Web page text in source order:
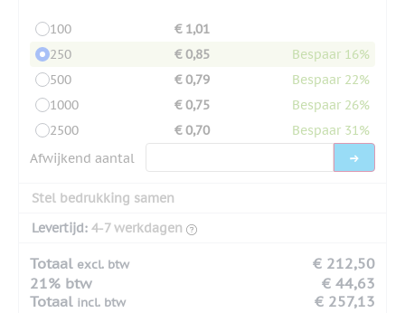
100
€ 1,01
250
€ 0,85
Bespaar 16%
500
€ 0,79
Bespaar 22%
1000
€ 0,75
Bespaar 26%
2500
€ 0,70
Bespaar 31%
Afwijkend aantal
Stel bedrukking samen
Levertijd: 4-7 werkdagen
Totaal excl. btw
€ 212,50
21% btw
€ 44,63
Totaal incl. btw € 257,13